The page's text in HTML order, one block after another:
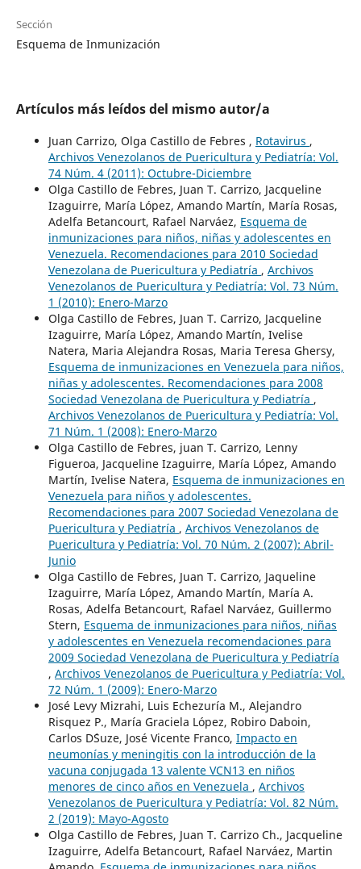
Sección
Esquema de Inmunización
Artículos más leídos del mismo autor/a
Juan Carrizo, Olga Castillo de Febres , Rotavirus ,
Archivos Venezolanos de Puericultura y Pediatría: Vol.
74 Núm. 4 (2011): Octubre-Diciembre
Olga Castillo de Febres, Juan T. Carrizo, Jacqueline
Izaguirre, María López, Amando Martín, María Rosas,
Adelfa Betancourt, Rafael Narváez, Esquema de
inmunizaciones para niños, niñas y adolescentes en
Venezuela. Recomendaciones para 2010 Sociedad
Venezolana de Puericultura y Pediatría , Archivos
Venezolanos de Puericultura y Pediatría: Vol. 73 Núm.
1 (2010): Enero-Marzo
Olga Castillo de Febres, Juan T. Carrizo, Jacqueline
Izaguirre, María López, Amando Martín, Ivelise
Natera, Maria Alejandra Rosas, Maria Teresa Ghersy,
Esquema de inmunizaciones en Venezuela para niños,
niñas y adolescentes. Recomendaciones para 2008
Sociedad Venezolana de Puericultura y Pediatría ,
Archivos Venezolanos de Puericultura y Pediatría: Vol.
71 Núm. 1 (2008): Enero-Marzo
Olga Castillo de Febres, juan T. Carrizo, Lenny
Figueroa, Jacqueline Izaguirre, María López, Amando
Martín, Ivelise Natera, Esquema de inmunizaciones en
Venezuela para niños y adolescentes.
Recomendaciones para 2007 Sociedad Venezolana de
Puericultura y Pediatría , Archivos Venezolanos de
Puericultura y Pediatría: Vol. 70 Núm. 2 (2007): Abril-
Junio
Olga Castillo de Febres, Juan T. Carrizo, Jaqueline
Izaguirre, María López, Amando Martín, María A.
Rosas, Adelfa Betancourt, Rafael Narváez, Guillermo
Stern, Esquema de inmunizaciones para niños, niñas
y adolescentes en Venezuela recomendaciones para
2009 Sociedad Venezolana de Puericultura y Pediatría
, Archivos Venezolanos de Puericultura y Pediatría: Vol.
72 Núm. 1 (2009): Enero-Marzo
José Levy Mizrahi, Luis Echezuría M., Alejandro
Risquez P., María Graciela López, Robiro Daboin,
Carlos D´Suze, José Vicente Franco, Impacto en
neumonías y meningitis con la introducción de la
vacuna conjugada 13 valente VCN13 en niños
menores de cinco años en Venezuela , Archivos
Venezolanos de Puericultura y Pediatría: Vol. 82 Núm.
2 (2019): Mayo-Agosto
Olga Castillo de Febres, Juan T. Carrizo Ch., Jacqueline
Izaguirre, Adelfa Betancourt, Rafael Narváez, Martin